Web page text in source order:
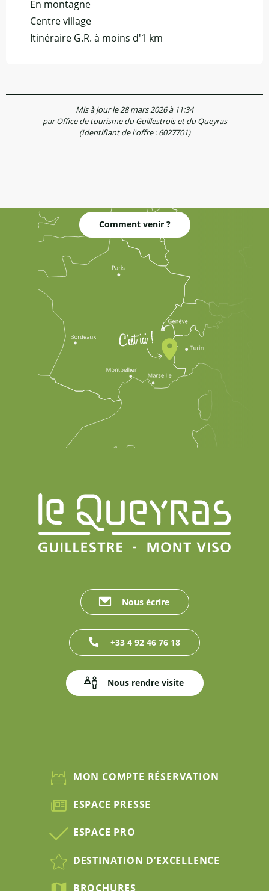
En montagne
Centre village
Itinéraire G.R. à moins d'1 km
Mis à jour le 28 mars 2026 à 11:34
par Office de tourisme du Guillestrois et du Queyras
(Identifiant de l'offre :6027701)
Comment venir ?
Nous écrire
+33 4 92 46 76 18
Nous rendre visite
MON COMPTE RÉSERVATION
ESPACE PRESSE
ESPACE PRO
DESTINATION D’EXCELLENCE
BROCHURES